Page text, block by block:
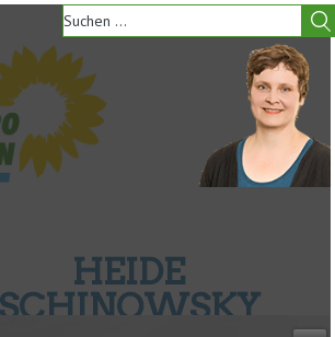
HEIDE
SCHINOWSKY